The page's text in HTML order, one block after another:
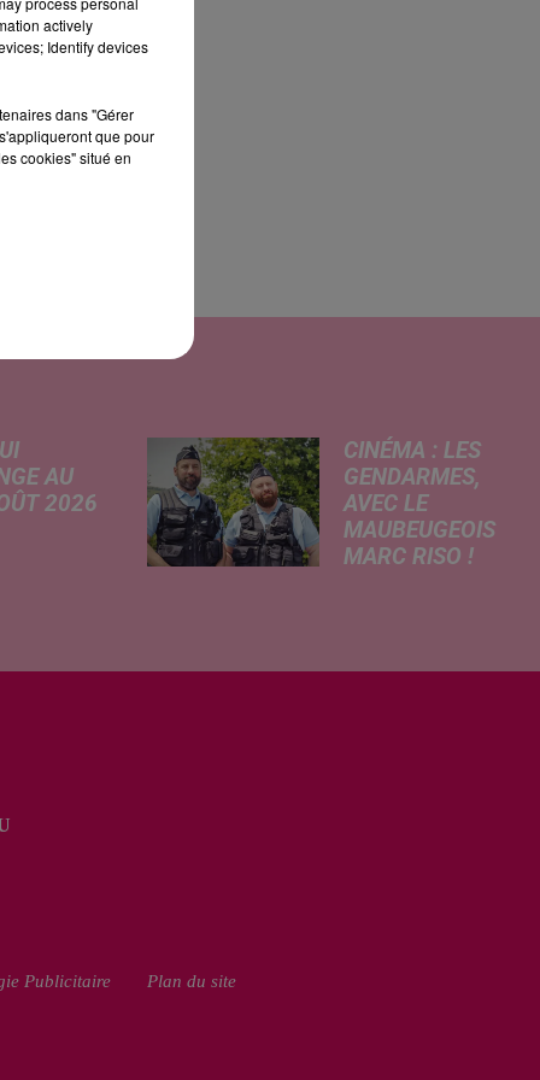
AU
2026
sur le
scolaire...
CINÉMA : LES
GENDARMES,
AVEC LE
MAUBEUGEOIS
MARC RISO !
de la célèbre bande
Publicitaire Plan du site
actively
Identify devices
dans "Gérer
que pour
cookies" situé en